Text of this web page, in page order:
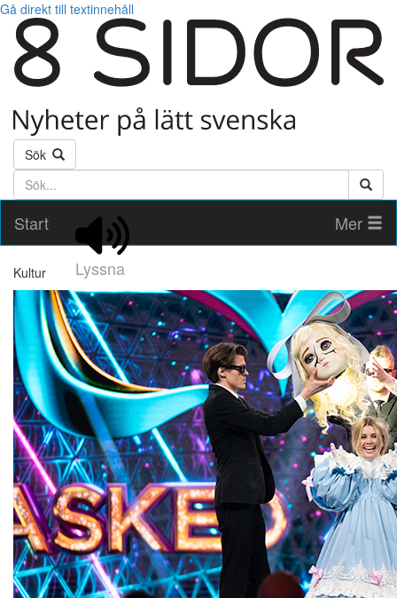
Gå direkt till textinnehåll
Sök
Söktext
Start
Lyssna
Mer
Kultur